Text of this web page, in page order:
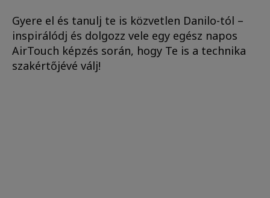
Gyere el és tanulj te is közvetlen Danilo-tól –
inspirálódj és dolgozz vele egy egész napos
AirTouch képzés során, hogy Te is a technika
szakértőjévé válj!